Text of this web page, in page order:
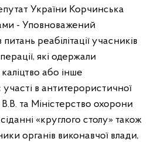
України Корчинська
- Уповноважений
реабілітації учасників
які одержали
або інше
в антитерористичної
та Міністерство охорони
«круглого столу» також
органів виконавчої влади,